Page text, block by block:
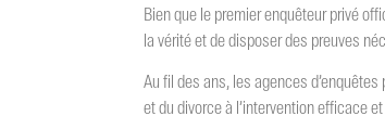
Bien que le premier enquêteur privé
la vérité et de disposer des preuves
Au fil des ans, les agences
et du divorce à l’intervention efficace